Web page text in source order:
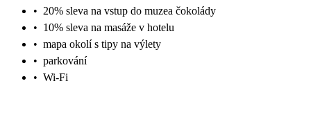
• 20% sleva na vstup do muzea čokolády
• 10% sleva na masáže v hotelu
• mapa okolí s tipy na výlety
• parkování
• Wi-Fi